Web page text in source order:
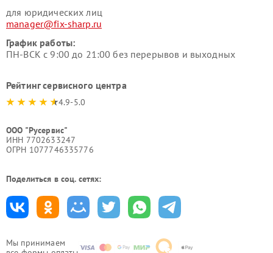
Мы принимаем
для юридических лиц
manager@fix-sharp.ru
График работы:
ПН-ВСК с 9:00 до 21:00 без перерывов и выходных
Рейтинг сервисного центра
4.9-5.0
ООО "Русервис"
ИНН 7702633247
ОГРН 1077746335776
Поделиться в соц. сетях: